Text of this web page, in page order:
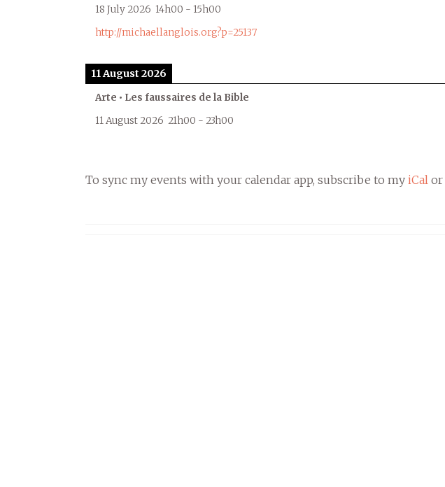
18 July 2026 14h00 - 15h00
http://michaellanglois.org?p=25137
11 August 2026
Arte • Les faussaires de la Bible
11 August 2026 21h00 - 23h00
To sync my events with your calendar app, subscribe to my iCal or